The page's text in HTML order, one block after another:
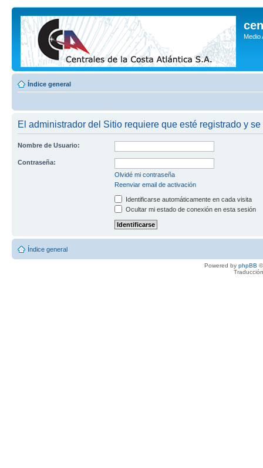
Medio
Índice general
El administrador del Sitio requiere que esté registrado y
Nombre de Usuario:
Contraseña:
Olvidé mi contraseña
Reenviar email de activación
Identificarse automáticamente en cada visita
Ocultar mi estado de conexión en esta sesión
Índice general
Powered by phpBB